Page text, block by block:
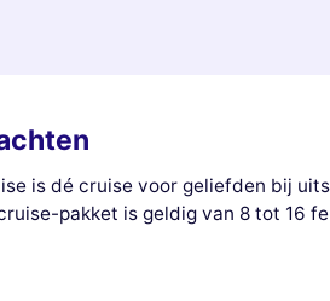
is dé cruise voor geliefden bij
pakket is geldig van 8 tot 16